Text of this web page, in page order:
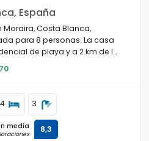
España
Costa Blanca,
para 8 personas. La casa
de playa y a 2 km de la
4 3
media 8,3